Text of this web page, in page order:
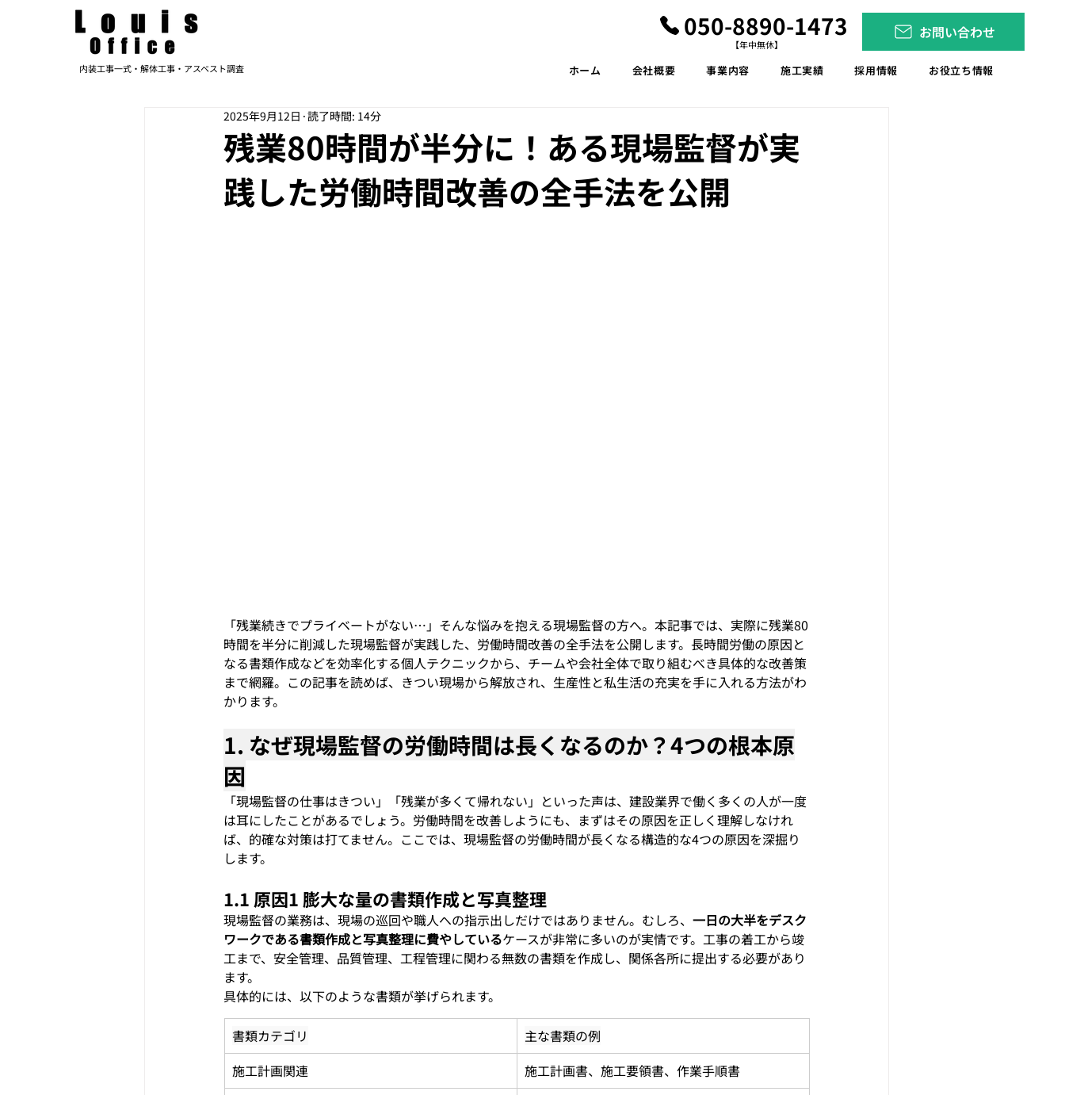
内装工事一式・解体工事・アスベスト調査
050-8890-1473
【年中無休】
お問い合わせ
ホーム 会社概要 事業内容 施工実績 採用情報 お役立ち情報
残業80時間が半分に！ある現場監督が実
践した労働時間改善の全手法を公開
2025年9月12日 読了時間: 14分
「残業続きでプライベートがない…」そんな悩みを抱える現場監督の方へ。本記事では、実際に残業80
時間を半分に削減した現場監督が実践した、労働時間改善の全手法を公開します。長時間労働の原因と
なる書類作成などを効率化する個人テクニックから、チームや会社全体で取り組むべき具体的な改善策
まで網羅。この記事を読めば、きつい現場から解放され、生産性と私生活の充実を手に入れる方法がわ
かります。
1. なぜ現場監督の労働時間は長くなるのか？4つの根本原
因
「現場監督の仕事はきつい」「残業が多くて帰れない」といった声は、建設業界で働く多くの人が一度
は耳にしたことがあるでしょう。労働時間を改善しようにも、まずはその原因を正しく理解しなけれ
ば、的確な対策は打てません。ここでは、現場監督の労働時間が長くなる構造的な4つの原因を深掘り
します。
1.1 原因1 膨大な量の書類作成と写真整理
現場監督の業務は、現場の巡回や職人への指示出しだけではありません。むしろ、 一日の大半をデスク
ワークである書類作成と写真整理に費やしているケースが非常に多いのが実情です。工事の着工から竣
工まで、安全管理、品質管理、工程管理に関わる無数の書類を作成し、関係各所に提出する必要があり
ます。
具体的には、以下のような書類が挙げられます。
書類カテゴリ
主な書類の例
施工計画関連
施工計画書、施工要領書、作業手順書